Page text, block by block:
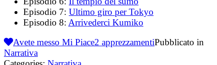
Episodio 7: Ultimo giro per Tokyo
Episodio 8: Arrivederci Kumiko
Avete messo Mi Piace2 apprezzamentiPubblicato in
Narrativa